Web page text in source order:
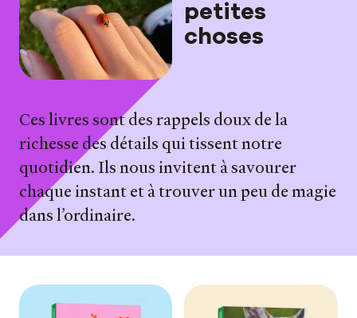
petites
choses
Ces livres sont des rappels doux de la
richesse des détails qui tissent notre
quotidien. Ils nous invitent à savourer
chaque instant et à trouver un peu de magie
dans l’ordinaire.